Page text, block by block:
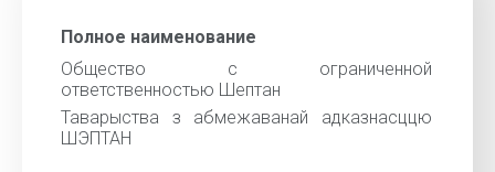
Полное наименование
Общество с ограниченной
ответственностью Шептан
Таварыства з абмежаванай адказнасццю
ШЭПТАН